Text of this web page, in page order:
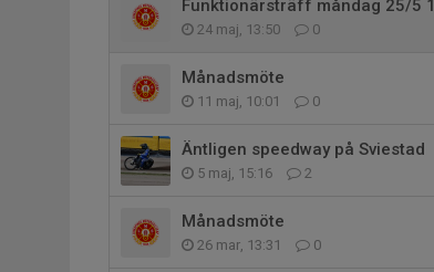
Funktionärsträff måndag 25/5
24 maj, 13:50 0
Månadsmöte
11 maj, 10:01 0
Äntligen speedway på Sviestad
5 maj, 15:16 2
Månadsmöte
26 mar, 13:31 0